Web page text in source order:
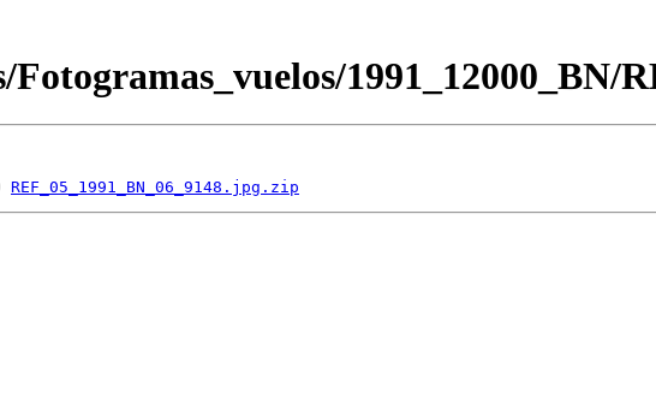
1991_12000_BN/
REF_05_1991_BN_06_9148.jpg.zip